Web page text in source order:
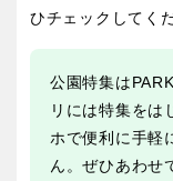
神奈川
甲信越・東海・北陸
インクルーシブパーク
ライトアップ
イベント
ひチェックしてく
公園特集は
リには特集をは
ホで便利に手軽
ん。ぜひあわせ